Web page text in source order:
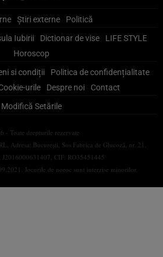
Știri externe
Politică
Iubirii Dictionar de vise
LIFE STYLE
Horoscop
si condiții
Politica de confidențialitate
urile
Despre noi
Contact
Modifică Setările
- Toate drepturile rezervate
Adresa: București, Sos Fabrica de Glucoză, nr. 21,
J2016000631407, CIF: RO35451445
Jocurile de noroc sunt interzise minorilor.